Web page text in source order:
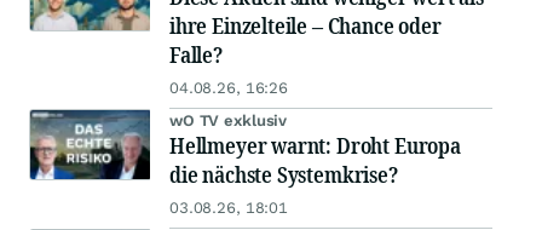
ihre Einzelteile – Chance oder
Falle?
04.08.26, 16:26
wO TV exklusiv
Hellmeyer warnt: Droht Europa
die nächste Systemkrise?
03.08.26, 18:01